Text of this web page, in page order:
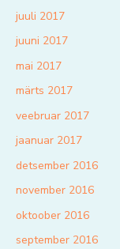
juuli 2017
juuni 2017
mai 2017
märts 2017
veebruar 2017
jaanuar 2017
detsember 2016
november 2016
oktoober 2016
september 2016